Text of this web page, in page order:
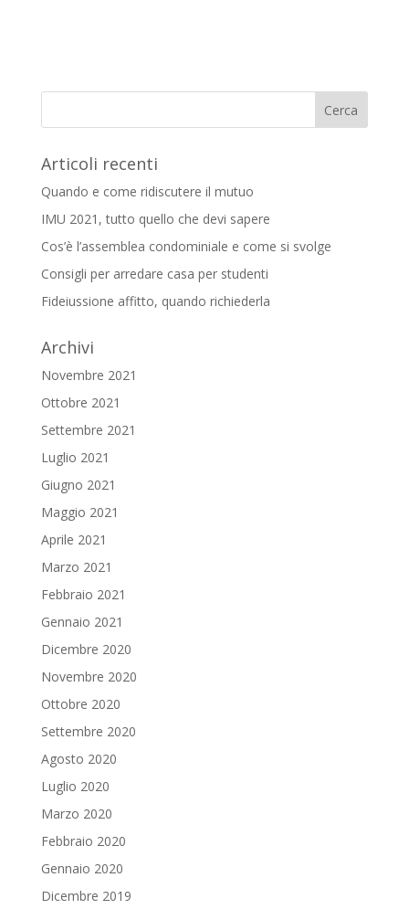
Articoli recenti
Quando e come ridiscutere il mutuo
IMU 2021, tutto quello che devi sapere
Cos’è l’assemblea condominiale e come si svolge
Consigli per arredare casa per studenti
Fideiussione affitto, quando richiederla
Archivi
Novembre 2021
Ottobre 2021
Settembre 2021
Luglio 2021
Giugno 2021
Maggio 2021
Aprile 2021
Marzo 2021
Febbraio 2021
Gennaio 2021
Dicembre 2020
Novembre 2020
Ottobre 2020
Settembre 2020
Agosto 2020
Luglio 2020
Marzo 2020
Febbraio 2020
Gennaio 2020
Dicembre 2019